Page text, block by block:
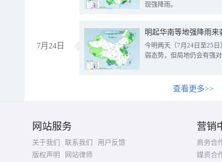
现强降雨。
7月24日
明起华南等地强降雨
今明两天（7月24日至25
弱态势，但局地仍会有强
查看更多>>
网站服务
关于我们 联系我们
用户反馈
版权声明
网站律师
营销
商务合
媒资合